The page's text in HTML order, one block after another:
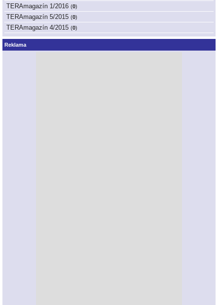
TERAmagazín 1/2016 (0)
TERAmagazín 5/2015 (0)
TERAmagazín 4/2015 (0)
Reklama